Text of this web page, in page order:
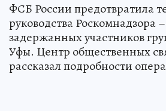
ФСБ России предотвратила
руководства Роскомнадзора
задержанных участников
Уфы. Центр общественных
рассказал подробности